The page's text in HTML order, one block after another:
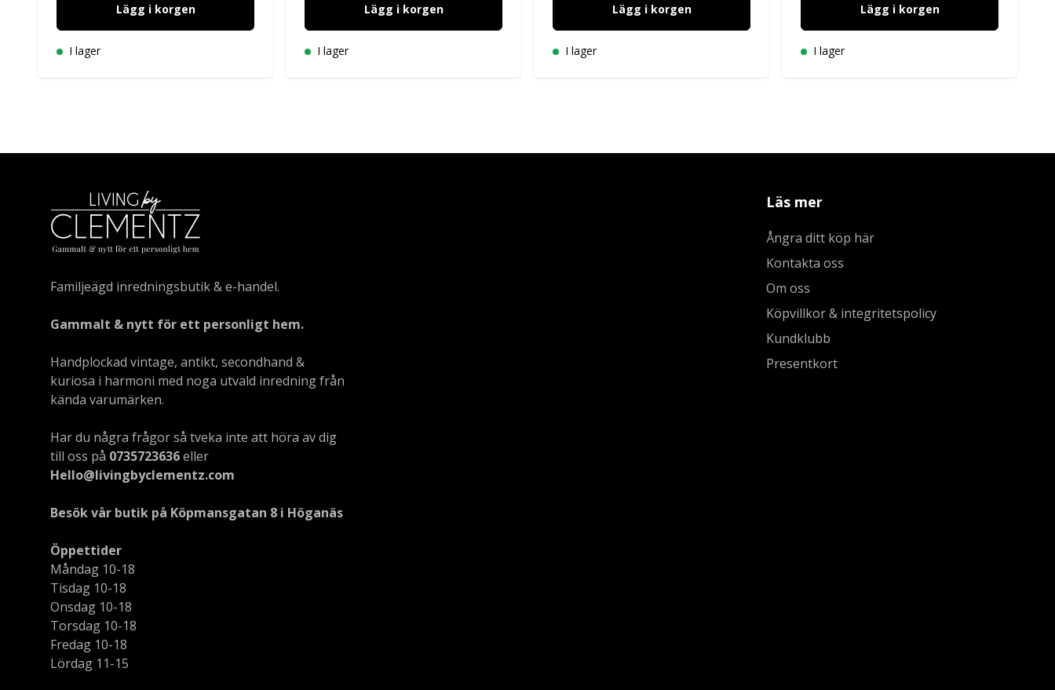
Lägg i korgen
I lager
Lägg i korgen
I lager
Lägg i korgen
I lager
Lägg i korgen
I lager
Familjeägd inredningsbutik & e-handel.
Gammalt & nytt för ett personligt hem.
Handplockad vintage, antikt, secondhand &
kuriosa i harmoni med noga utvald inredning från
kända varumärken.
Har du några frågor så tveka inte att höra av dig
till oss på 0735723636eller
Hello@livingbyclementz.com
Besök vår butik på Köpmansgatan 8 i Höganäs
Öppettider
Måndag 10-18
Tisdag 10-18
Onsdag 10-18
Torsdag 10-18
Fredag 10-18
Lördag 11-15
Läs mer
Ångra ditt köp här
Kontakta oss
Om oss
Köpvillkor & integritetspolicy
Kundklubb
Presentkort